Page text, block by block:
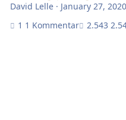
David Lelle· January 27, 2020
1 Kommentar